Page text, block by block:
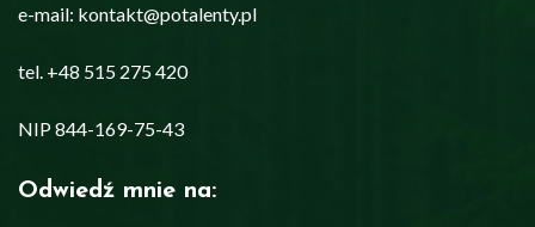
e-mail: kontakt@potalenty.pl
tel. +48 515 275 420
NIP 844-169-75-43
Odwiedź mnie na: